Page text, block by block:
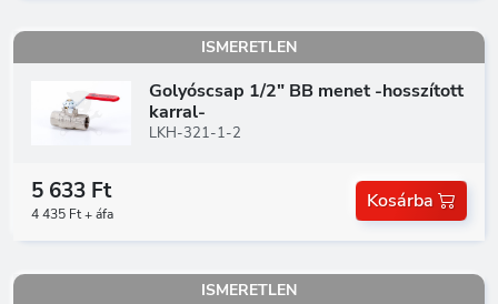
ISMERETLEN
Golyóscsap 1/2" BB menet -hosszított
karral-
LKH-321-1-2
5 633 Ft
4 435 Ft + áfa
Kosárba
ISMERETLEN